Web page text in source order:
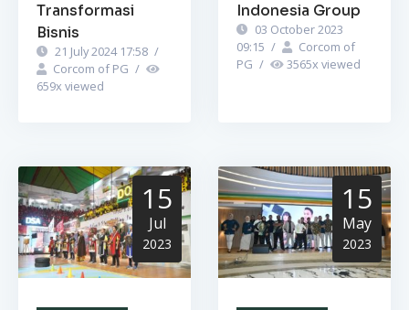
Transformasi
Bisnis
21 July 2024 17:58 /
Corcom of PG /
659x viewed
Indonesia Group
03 October 2023
09:15 /
Corcom of
PG / 3565x viewed
15
Jul
2023
15
May
2023